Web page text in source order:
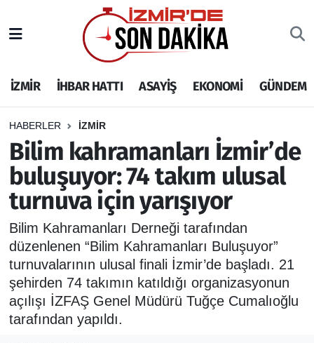
İZMİR İHBAR HATTI ASAYİŞ EKONOMİ GÜNDEM
HABERLER İZMİR
Bilim kahramanları İzmir’de
buluşuyor: 74 takım ulusal
turnuva için yarışıyor
Bilim Kahramanları Derneği tarafından
düzenlenen “Bilim Kahramanları Buluşuyor”
turnuvalarının ulusal finali İzmir’de başladı. 21
şehirden 74 takımın katıldığı organizasyonun
açılışı İZFAŞ Genel Müdürü Tuğçe Cumalıoğlu
tarafından yapıldı.
İHBAR HATTI
DEPREM
GENEL
EKONOMİ
SİYASET
SPOR
ASAYİŞ
İzmir Nöbetçi Eczaneler
İzmir Hava Durumu
İzmir Namaz Vakitleri
İzmir Trafik Yoğunluk Haritası
Puan Durumu ve Fikstür
Tüm Manşetler
Son Dakika Haberleri
Haber Arşivi